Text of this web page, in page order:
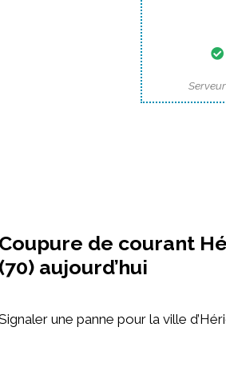
Coupure de courant
(70) aujourd’hui
une panne pour la ville